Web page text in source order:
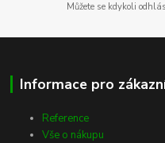
Můžete se kdykoli
Informace pro
Reference
Vše o nákupu